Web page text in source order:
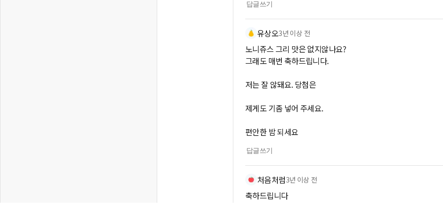
답글쓰기
유상오3년 이상 전
노니쥬스 그리 맛은 없지않나요?
그래도 매번 축하드립니다.
저는 잘 않돼요. 당첨은
제게도 기좀 넣어 주세요.
편안한 밤 되세요
답글쓰기
처음처럼3년 이상 전
축하드립니다